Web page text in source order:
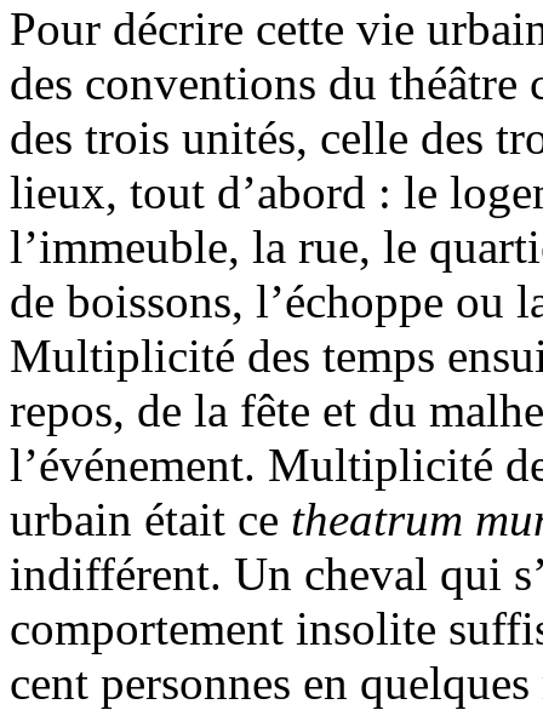
Pour décrire cette vie
des conventions du théâtre
des trois unités, celle des
lieux, tout d’abord : le
l’immeuble, la rue, le
de boissons, l’échoppe ou
Multiplicité des temps
repos, de la fête et du
l’événement. Multiplicité
urbain était ce theatrum
indifférent. Un cheval qui
comportement insolite
cent personnes en